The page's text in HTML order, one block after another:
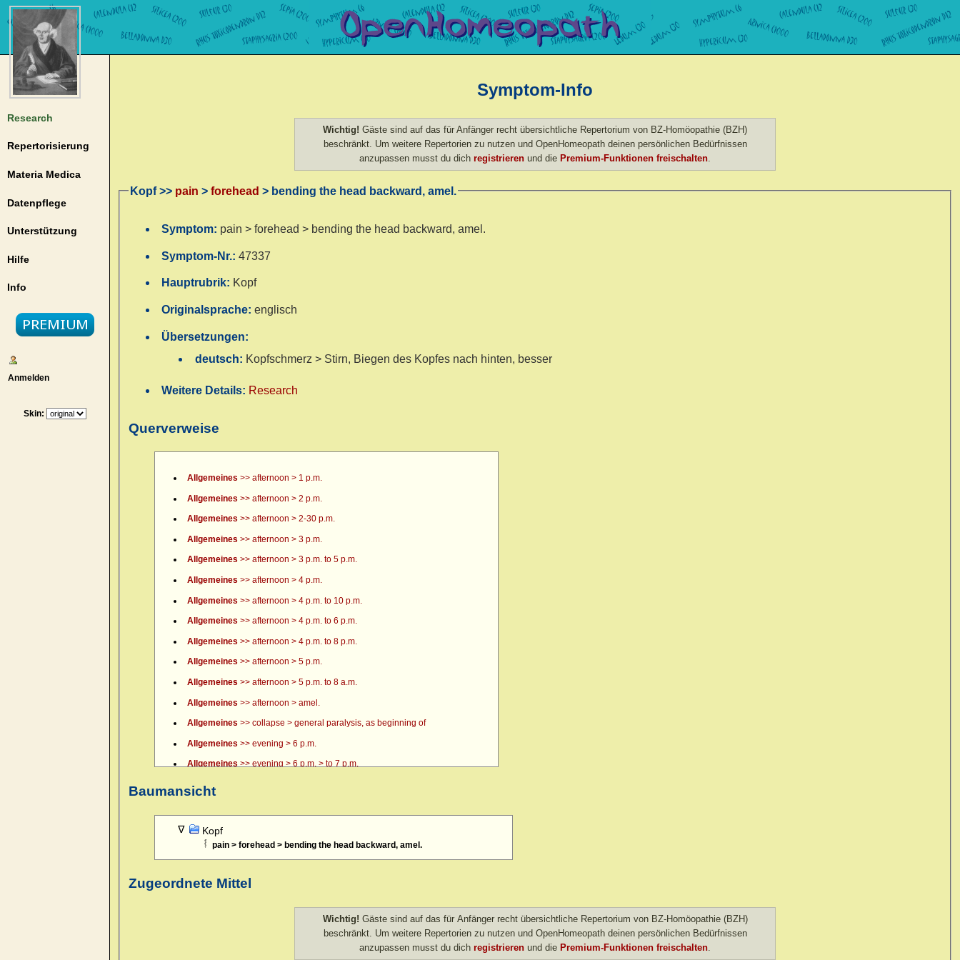
Research
Repertorisierung
Materia Medica
Datenpflege
Unterstützung
Hilfe
Info
Anmelden
Skin:
Symptom-Info
Wichtig! Gäste sind auf das für Anfänger recht übersichtliche Repertorium von BZ-Homöopathie (BZH)
beschränkt. Um weitere Repertorien zu nutzen und OpenHomeopath deinen persönlichen Bedürfnissen
anzupassen musst du dich registrieren und die Premium-Funktionen freischalten
Kopf >> pain > forehead > bending the head backward, amel.
Symptom: pain > forehead > bending the head backward, amel.
Symptom-Nr.:47337
Hauptrubrik: Kopf
Originalsprache:englisch
Übersetzungen:
deutsch: Kopfschmerz > Stirn, Biegen des Kopfes nach hinten, besser
Weitere Details: Research
Querverweise
Allgemeines >> afternoon > 1 p.m.
Allgemeines >> afternoon > 2 p.m.
Allgemeines >> afternoon > 2-30 p.m.
Allgemeines >> afternoon > 3 p.m.
Allgemeines >> afternoon > 3 p.m. to 5 p.m.
Allgemeines >> afternoon > 4 p.m.
Allgemeines >> afternoon > 4 p.m. to 10 p.m.
Allgemeines >> afternoon > 4 p.m. to 6 p.m.
Allgemeines >> afternoon > 4 p.m. to 8 p.m.
Allgemeines >> afternoon > 5 p.m.
Allgemeines >> afternoon > 5 p.m. to 8 a.m.
Allgemeines >> afternoon > amel.
Allgemeines >> collapse > general paralysis, as beginning of
Allgemeines >> evening > 6 p.m.
Allgemeines >> evening > 6 p.m. > to 7 p.m.
Allgemeines
Allgemeines
Allgemeines >> evening > amel.
Allgemeines>> evening > eating > after
>> evening > eating > amel.
>> evening > every other evening
>> evening > lying down after agg.
Baumansicht
Kopf
pain > forehead > bending the head backward, amel.
Zugeordnete Mittel
Wichtig! Gäste sind auf das für Anfänger recht übersichtliche Repertorium von BZ-Homöopathie (BZH)
beschränkt. Um weitere Repertorien zu nutzen und OpenHomeopath deinen persönlichen Bedürfnissen
anzupassen musst du dich registrieren und die Premium-Funktionen freischalten